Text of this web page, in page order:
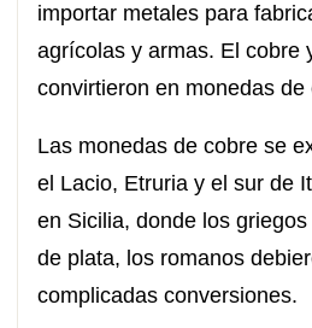
importar metales para
agrícolas y armas. El cobre
convirtieron en monedas de
Las monedas de cobre se
el Lacio, Etruria y el sur de
en Sicilia, donde los
de plata, los romanos
complicadas conversiones.